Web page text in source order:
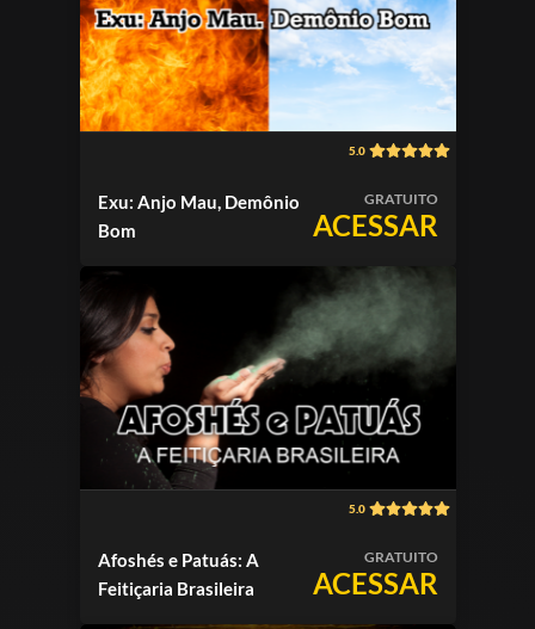
5.0
Exu: Anjo Mau, Demônio
Bom
GRATUITO
ACESSAR
5.0
Afoshés e Patuás: A
Feitiçaria Brasileira
GRATUITO
ACESSAR